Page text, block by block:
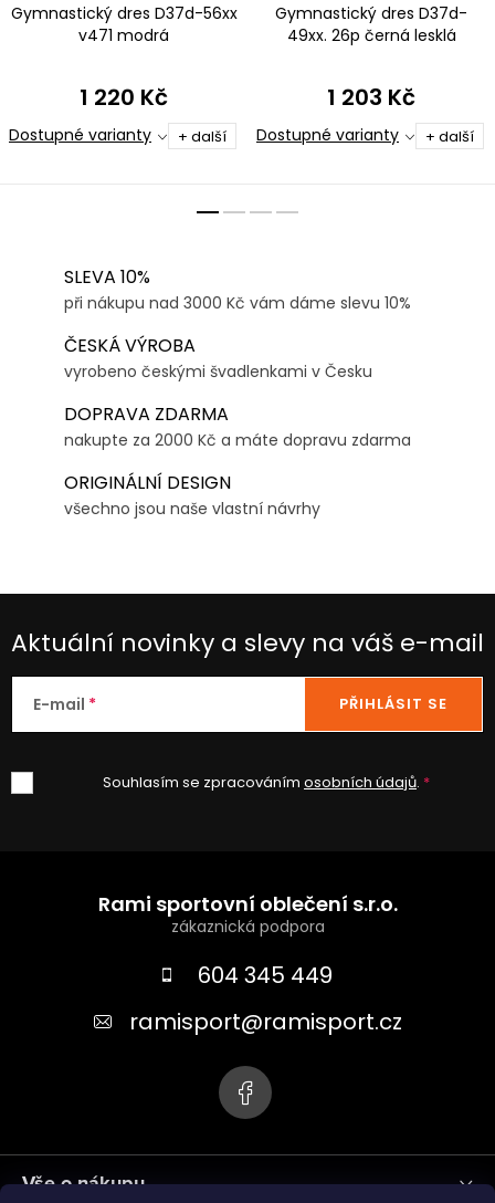
Gymnastický dres D37d-56xx
v471 modrá
1 220 Kč
Dostupné varianty + další
Gymnastický dres D37d-
49xx. 26p černá lesklá
1 203 Kč
Dostupné varianty + další
SLEVA 10%
při nákupu nad 3000 Kč vám dáme slevu 10%
ČESKÁ VÝROBA
vyrobeno českými švadlenkami v Česku
DOPRAVA ZDARMA
nakupte za 2000 Kč a máte dopravu zdarma
ORIGINÁLNÍ DESIGN
všechno jsou naše vlastní návrhy
Aktuální novinky a slevy na váš e-mail
E-mail
Souhlasím se zpracováním osobních údajů.
PŘIHLÁSIT SE
Rami sportovní oblečení s.r.o.
604 345 449
ramisport@ramisport.cz
Vše o nákupu